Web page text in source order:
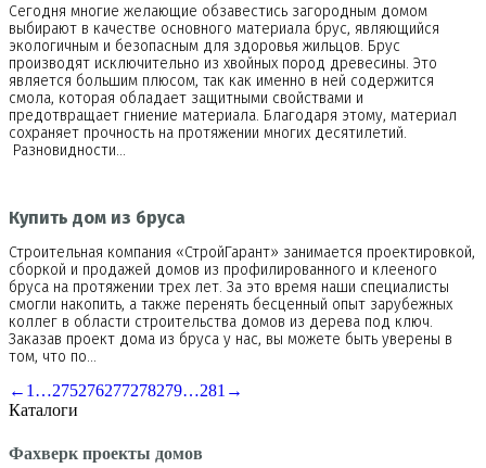
Сегодня многие желающие обзавестись загородным домом
выбирают в качестве основного материала брус, являющийся
экологичным и безопасным для здоровья жильцов. Брус
производят исключительно из хвойных пород древесины. Это
является большим плюсом, так как именно в ней содержится
смола, которая обладает защитными свойствами и
предотвращает гниение материала. Благодаря этому, материал
сохраняет прочность на протяжении многих десятилетий.
Разновидности…
Купить дом из бруса
Строительная компания «СтройГарант» занимается проектировкой,
сборкой и продажей домов из профилированного и клееного
бруса на протяжении трех лет. За это время наши специалисты
смогли накопить, а также перенять бесценный опыт зарубежных
коллег в области строительства домов из дерева под ключ.
Заказав проект дома из бруса у нас, вы можете быть уверены в
том, что по…
← 1 …275276277278279…281 →
Каталоги
Фахверк проекты домов